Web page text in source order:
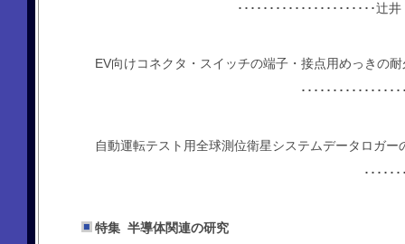
･････････････････････
EV向けコネクタ・スイッチの端子・接点用めっきの
･････････････
自動運転テスト用全球測位衛星システムデータロガー
･････
特集 半導体関連の研究